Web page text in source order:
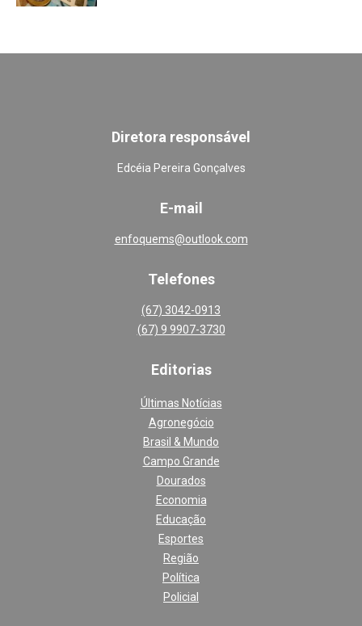
Diretora responsável
Edcéia Pereira Gonçalves
E-mail
enfoquems@outlook.com
Telefones
(67) 3042-0913
(67) 9 9907-3730
Editorias
Últimas Notícias
Agronegócio
Brasil & Mundo
Campo Grande
Dourados
Economia
Educação
Esportes
Região
Política
Policial